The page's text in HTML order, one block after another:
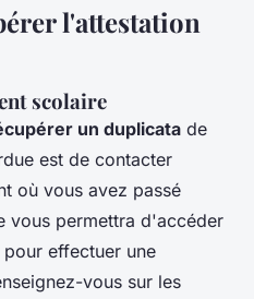
l'attestation
scolaire
un duplicata de
est de contacter
où vous avez passé
vous permettra d'accéder
effectuer une
vous sur les